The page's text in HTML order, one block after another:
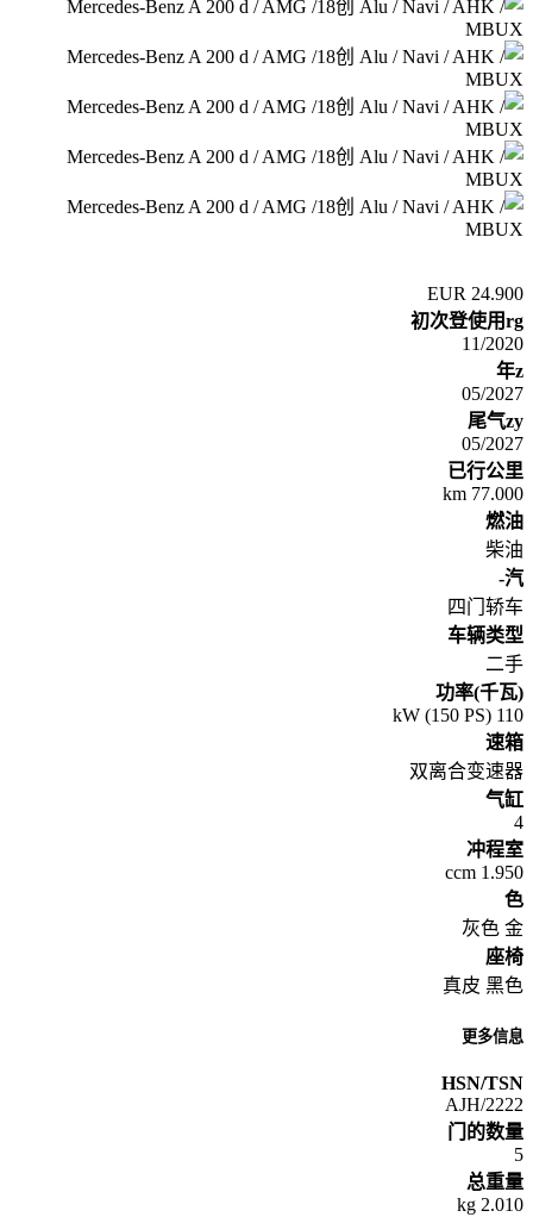
24.900 EUR
初次登使用rg
11/2020
年z
05/2027
尾气zy
05/2027
已行公里
77.000 km
燃油
柴油
汽-
四门轿车
车辆类型
二手
功率(千瓦)
110 kW (150 PS)
速箱
双离合变速器
气缸
4
冲程室
1.950 ccm
色
灰色 金
座椅
真皮 黑色
更多信息
HSN/TSN
2222/AJH
门的数量
5
总重量
2.010 kg